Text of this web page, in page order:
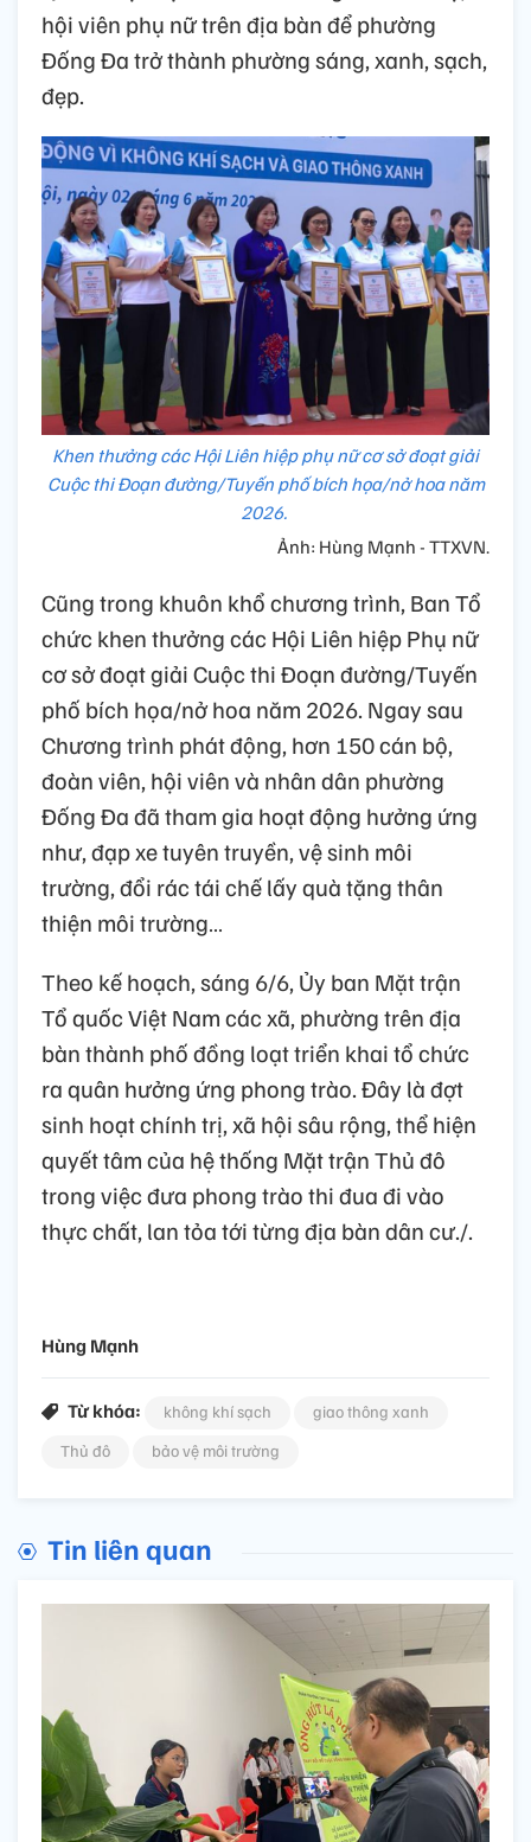
hội viên phụ nữ trên địa bàn để phường
Đống Đa trở thành phường sáng, xanh, sạch,
đẹp.
Khen thưởng các Hội Liên hiệp phụ nữ cơ sở đoạt giải
Cuộc thi Đoạn đường/Tuyến phố bích họa/nở hoa năm
2026.
Ảnh: Hùng Mạnh - TTXVN.
Cũng trong khuôn khổ chương trình, Ban Tổ
chức khen thưởng các Hội Liên hiệp Phụ nữ
cơ sở đoạt giải Cuộc thi Đoạn đường/Tuyến
phố bích họa/nở hoa năm 2026. Ngay sau
Chương trình phát động, hơn 150 cán bộ,
đoàn viên, hội viên và nhân dân phường
Đống Đa đã tham gia hoạt động hưởng ứng
như, đạp xe tuyên truyền, vệ sinh môi
trường, đổi rác tái chế lấy quà tặng thân
thiện môi trường…
Theo kế hoạch, sáng 6/6, Ủy ban Mặt trận
Tổ quốc Việt Nam các xã, phường trên địa
bàn thành phố đồng loạt triển khai tổ chức
ra quân hưởng ứng phong trào. Đây là đợt
sinh hoạt chính trị, xã hội sâu rộng, thể hiện
quyết tâm của hệ thống Mặt trận Thủ đô
trong việc đưa phong trào thi đua đi vào
thực chất, lan tỏa tới từng địa bàn dân cư./.
Hùng Mạnh
Từ khóa: không khí sạch
giao thông xanh
Thủ đô
bảo vệ môi trường
Tin liên quan